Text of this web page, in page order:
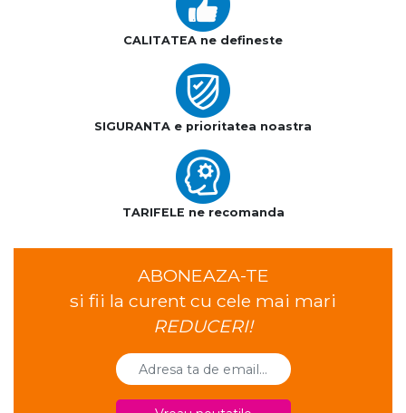
CALITATEA ne defineste
SIGURANTA e prioritatea noastra
TARIFELE ne recomanda
ABONEAZA-TE
si fii la curent cu cele mai mari
REDUCERI!